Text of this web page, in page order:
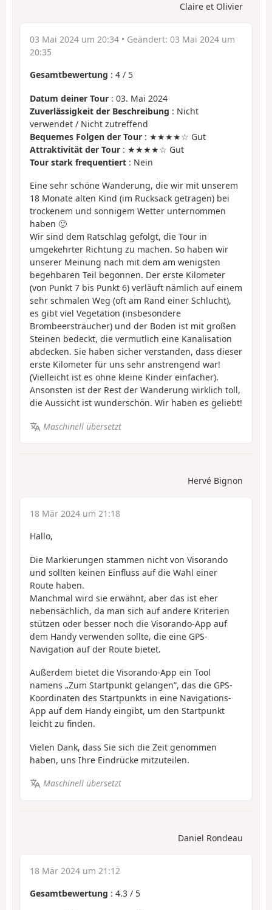
Claire et Olivier
03 Mai 2024 um 20:34 • Geändert: 03 Mai 2024 um
20:35
Gesamtbewertung : 4 / 5
Datum deiner Tour : 03. Mai 2024
Zuverlässigkeit der Beschreibung : Nicht
verwendet / Nicht zutreffend
Bequemes Folgen der Tour : ★★★★☆ Gut
Attraktivität der Tour : ★★★★☆ Gut
Tour stark frequentiert : Nein
Eine sehr schöne Wanderung, die wir mit unserem
18 Monate alten Kind (im Rucksack getragen) bei
trockenem und sonnigem Wetter unternommen
haben 🙂
Wir sind dem Ratschlag gefolgt, die Tour in
umgekehrter Richtung zu machen. So haben wir
unserer Meinung nach mit dem am wenigsten
begehbaren Teil begonnen. Der erste Kilometer
(von Punkt 7 bis Punkt 6) verläuft nämlich auf einem
sehr schmalen Weg (oft am Rand einer Schlucht),
es gibt viel Vegetation (insbesondere
Brombeersträucher) und der Boden ist mit großen
Steinen bedeckt, die vermutlich eine Kanalisation
abdecken. Sie haben sicher verstanden, dass dieser
erste Kilometer für uns sehr anstrengend war!
(Vielleicht ist es ohne kleine Kinder einfacher).
Ansonsten ist der Rest der Wanderung wirklich toll,
die Aussicht ist wunderschön. Wir haben es geliebt!
Maschinell übersetzt
Hervé Bignon
18 Mär 2024 um 21:18
Hallo,
Die Markierungen stammen nicht von Visorando
und sollten keinen Einfluss auf die Wahl einer
Route haben.
Manchmal wird sie erwähnt, aber das ist eher
nebensächlich, da man sich auf andere Kriterien
stützen oder besser noch die Visorando-App auf
dem Handy verwenden sollte, die eine GPS-
Navigation auf der Route bietet.
Außerdem bietet die Visorando-App ein Tool
namens „Zum Startpunkt gelangen”, das die GPS-
Koordinaten des Startpunkts in eine Navigations-
App auf dem Handy eingibt, um den Startpunkt
leicht zu finden.
Vielen Dank, dass Sie sich die Zeit genommen
haben, uns Ihre Eindrücke mitzuteilen.
Maschinell übersetzt
Daniel Rondeau
18 Mär 2024 um 21:12
Gesamtbewertung : 4.3 / 5